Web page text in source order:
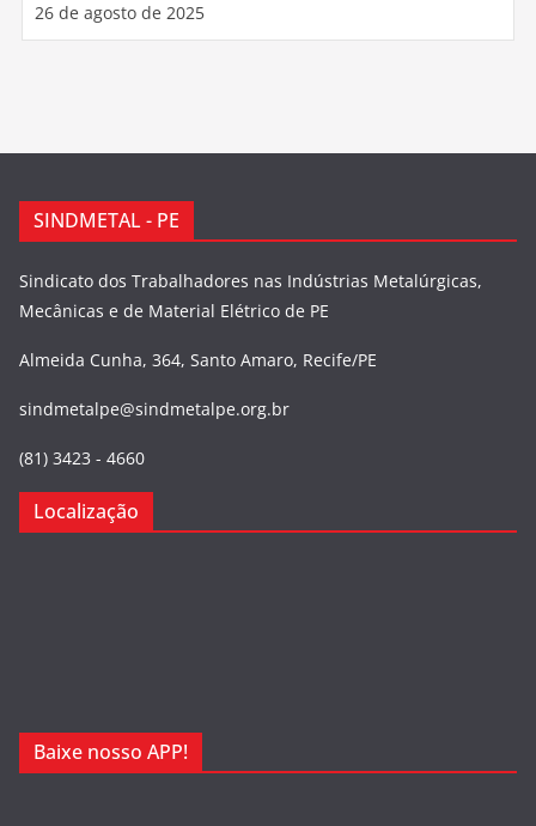
26 de agosto de 2025
SINDMETAL - PE
Sindicato dos Trabalhadores nas Indústrias Metalúrgicas,
Mecânicas e de Material Elétrico de PE
Almeida Cunha, 364, Santo Amaro, Recife/PE
sindmetalpe@sindmetalpe.org.br
(81) 3423 - 4660
Localização
Baixe nosso APP!